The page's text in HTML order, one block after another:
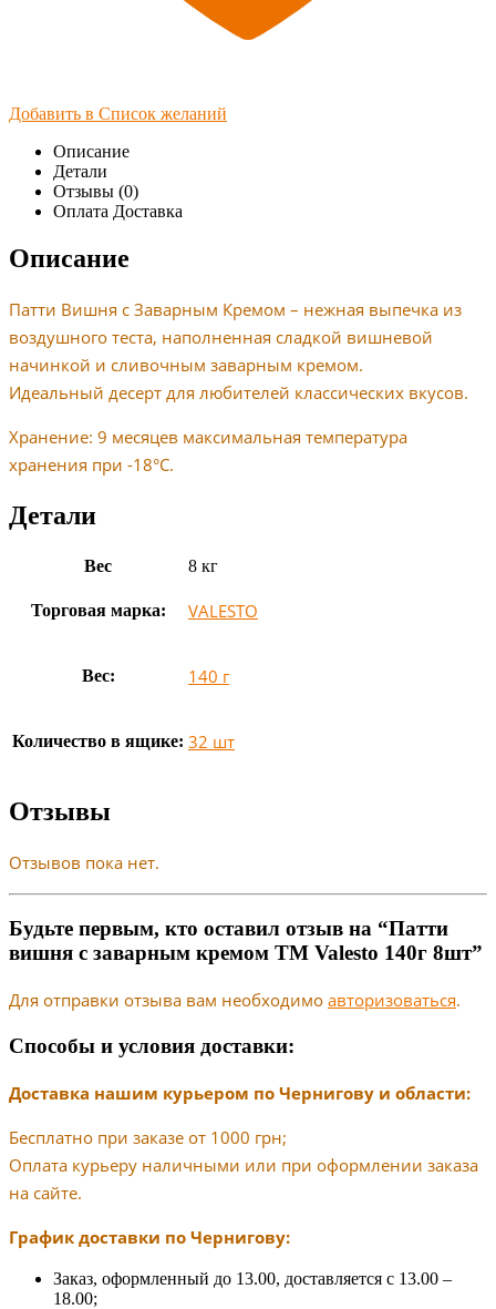
Добавить в Список желаний
Описание
Детали
Отзывы (0)
Оплата Доставка
Описание
Патти Вишня с Заварным Кремом – нежная выпечка из
воздушного теста, наполненная сладкой вишневой
начинкой и сливочным заварным кремом.
Идеальный десерт для любителей классических вкусов.
Хранение: 9 месяцев максимальная температура
хранения при -18°C.
Детали
Вес 8 кг
Торговая марка: VALESTO
Вес: 140 г
Количество в ящике: 32 шт
Отзывы
Отзывов пока нет.
Будьте первым, кто оставил отзыв на “Патти
вишня с заварным кремом TM Valesto 140г 8шт”
Для отправки отзыва вам необходимо авторизоваться.
Способы и условия доставки:
Доставка нашим курьером по Чернигову и области:
Бесплатно при заказе от 1000 грн;
Оплата курьеру наличными или при оформлении заказа
на сайте.
График доставки по Чернигову:
Заказ, оформленный до 13.00, доставляется с 13.00 –
18.00;